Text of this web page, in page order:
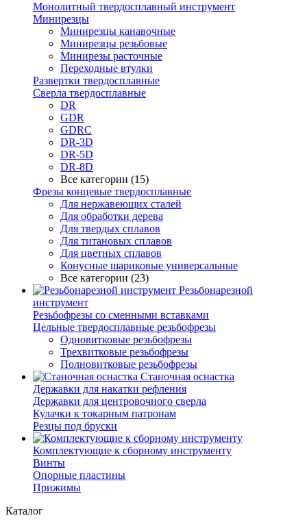
Монолитный твердосплавный инструмент
Минирезцы
Минирезцы канавочные
Минирезцы резьбовые
Минирезы расточные
Переходные втулки
Развертки твердосплавные
Сверла твердосплавные
DR
GDR
GDRC
DR-3D
DR-5D
DR-8D
Все категории (15)
Фрезы концевые твердосплавные
Для нержавеющих сталей
Для обработки дерева
Для твердых сплавов
Для титановых сплавов
Для цветных сплавов
Конусные шариковые универсальные
Все категории (23)
Резьбонарезной
инструмент
Резьбофрезы со сменными вставками
Цельные твердосплавные резьбофрезы
Одновитковые резьбофрезы
Трехвитковые резьбофрезы
Полновитковые резьбофрезы
Станочная оснастка
Державки для накатки рефления
Державки для центровочного сверла
Кулачки к токарным патронам
Резцы под бруски
Комплектующие к сборному инструменту
Винты
Опорные пластины
Прижимы
Каталог